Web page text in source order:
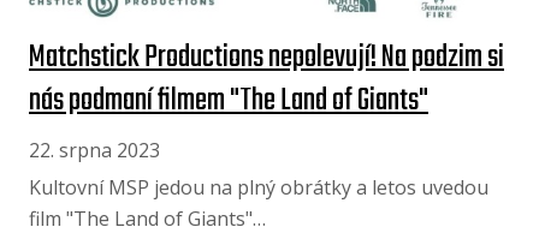
Matchstick Productions nepolevují! Na podzim si
nás podmaní filmem "The Land of Giants"
22. srpna 2023
Kultovní MSP jedou na plný obrátky a letos uvedou
film "The Land of Giants"…